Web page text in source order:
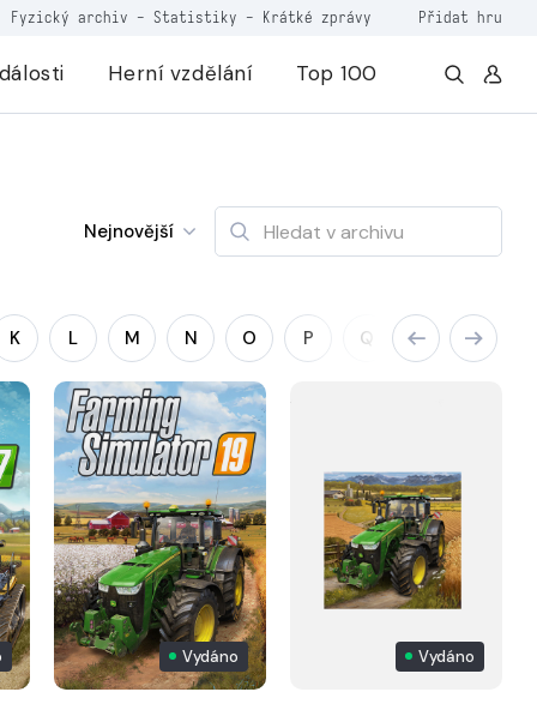
Fyzický archiv - Statistiky - Krátké zprávy Přidat hru
Herní vzdělání Top 100
Nejnovější
K L M N O P Q R S
Vydáno Vydáno